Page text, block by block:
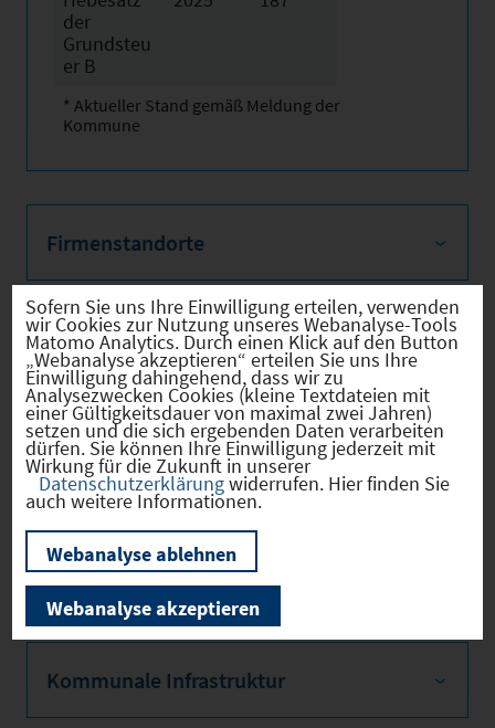
der
Grundsteu
er B
* Aktueller Stand gemäß Meldung der
Kommune
Firmenstandorte
Bevölkerung
Sozialvers. Beschäftigte
Verkehrsinfrastruktur
Kommunale Infrastruktur
Sofern Sie uns Ihre Einwilligung erteilen, verwenden
wir Cookies zur Nutzung unseres Webanalyse-Tools
Matomo Analytics. Durch einen Klick auf den Button
„Webanalyse akzeptieren“ erteilen Sie uns Ihre
Einwilligung dahingehend, dass wir zu
Analysezwecken Cookies (kleine Textdateien mit
einer Gültigkeitsdauer von maximal zwei Jahren)
setzen und die sich ergebenden Daten verarbeiten
dürfen. Sie können Ihre Einwilligung jederzeit mit
Wirkung für die Zukunft in unserer
Datenschutzerklärungwiderrufen. Hier finden Sie
auch weitere Informationen.
Webanalyse ablehnen
Webanalyse akzeptieren